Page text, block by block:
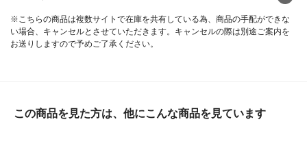
※こちらの商品は複数サイトで在庫を共有している為、商品の手配ができな
い場合、キャンセルとさせていただきます。キャンセルの際は別途ご案内を
お送りしますので予めご了承ください。
この商品を見た方は、他にこんな商品を見ています